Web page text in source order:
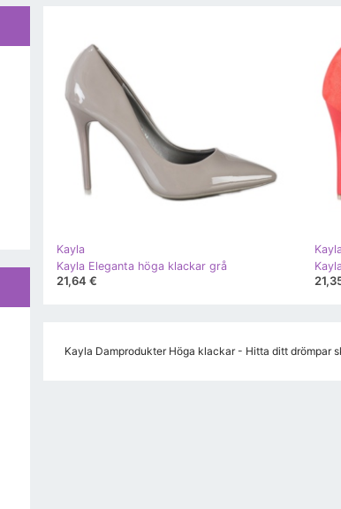
Kayla
Kayla Eleganta höga klackar grå
21,64 €
Kayla
Kayla Damprodukter Höga klackar - Hitta ditt drömpar